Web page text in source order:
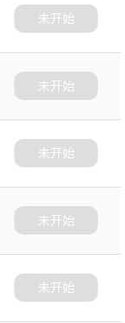
未开始
未开始
未开始
未开始
未开始